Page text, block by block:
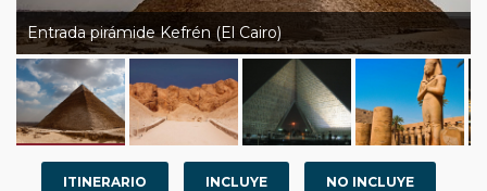
Entrada pirámide Kefrén (El Cairo)
ITINERARIO INCLUYE NO INCLUYE